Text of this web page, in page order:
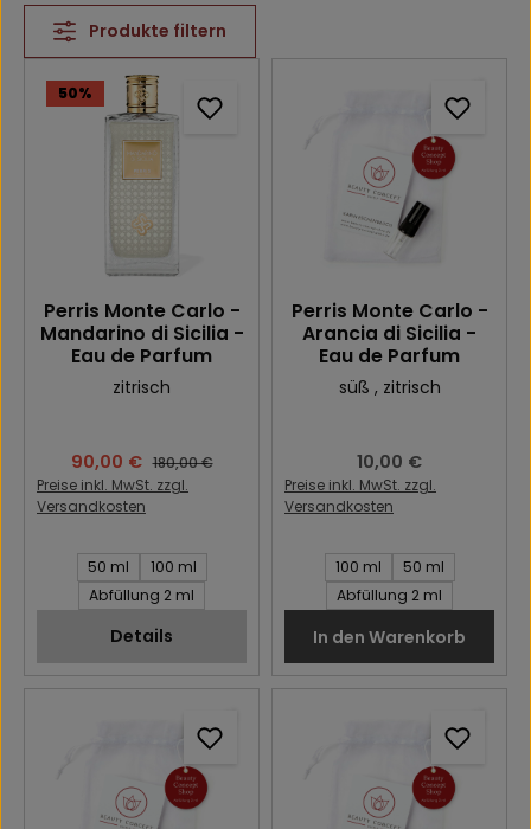
Produkte filtern
50%
Perris Monte Carlo -
Mandarino di Sicilia -
Eau de Parfum
zitrisch
Verkaufspreis:
90,00 € Regulärer Preis:
180,00 €
Preise inkl. MwSt. zzgl.
Versandkosten
Inhalt des Artikel:
50 ml
100 ml
Abfüllung 2 ml
Details
Perris Monte Carlo -
Arancia di Sicilia -
Eau de Parfum
süß , zitrisch
Regulärer Preis:
10,00 €
Preise inkl. MwSt. zzgl.
Versandkosten
Inhalt des Artikel:
100 ml
50 ml
Abfüllung 2 ml
In den Warenkorb